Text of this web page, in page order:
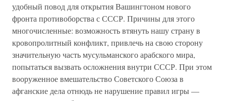
удобный повод для открытия Вашингтоном нового
фронта противоборства с СССР. Причины для этого
многочисленные: возможность втянуть нашу страну в
кровопролитный конфликт, привлечь на свою сторону
значительную часть мусульманского арабского мира,
попытаться вызвать осложнения внутри СССР. При этом
вооруженное вмешательство Советского Союза в
афганские дела отнюдь не нарушение правил игры —